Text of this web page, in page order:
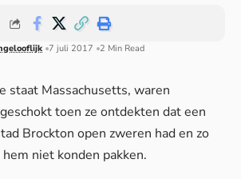
7 juli 2017 2 Min Read
staat Massachusetts, waren
toen ze ontdekten dat een
Brockton open zweren had en zo
niet konden pakken.